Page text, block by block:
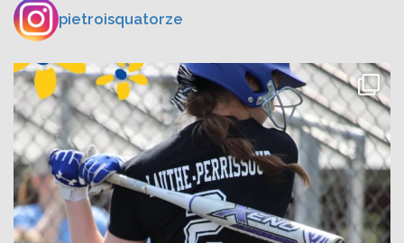
pietroisquatorze